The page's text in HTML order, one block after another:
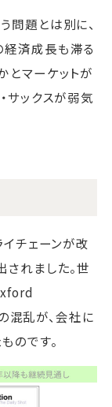
問題とは別に、
済成長も滞る
とマーケットが
サックスが弱気
チェーンが改
れました。世
混乱が、会社に
のです。